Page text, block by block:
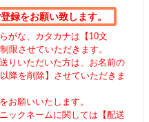
録をお願い致します。
がな、カタカナは【10文
限させていただきます。
りいただいた方は、お名前の
降を削除】させていただきま
お願いいたします。
ックネームに関しては【配送